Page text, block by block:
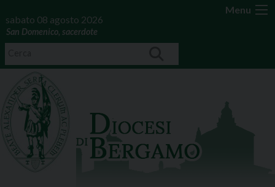
Menu
sabato 08 agosto 2026
San Domenico, sacerdote